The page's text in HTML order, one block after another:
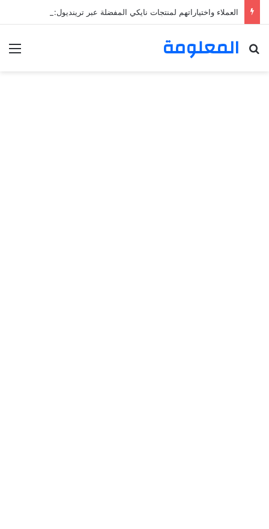
المعلومة
بحث عن